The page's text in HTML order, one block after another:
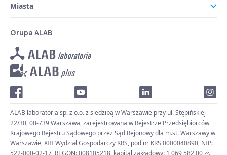
Miasta
Grupa ALAB
ALAB laboratoria sp. z o.o. z siedzibą w Warszawie przy ul. Stępińskiej
22/30, 00-739 Warszawa, zarejestrowana w Rejestrze Przedsiębiorców
Krajowego Rejestru Sądowego przez Sąd Rejonowy dla m.st. Warszawy w
Warszawie, XIII Wydział Gospodarczy KRS, pod nr KRS 0000040890, NIP:
522-000-02-17, REGON: 008105218, kapitał zakładowy: 1 069 582,00 zł.,